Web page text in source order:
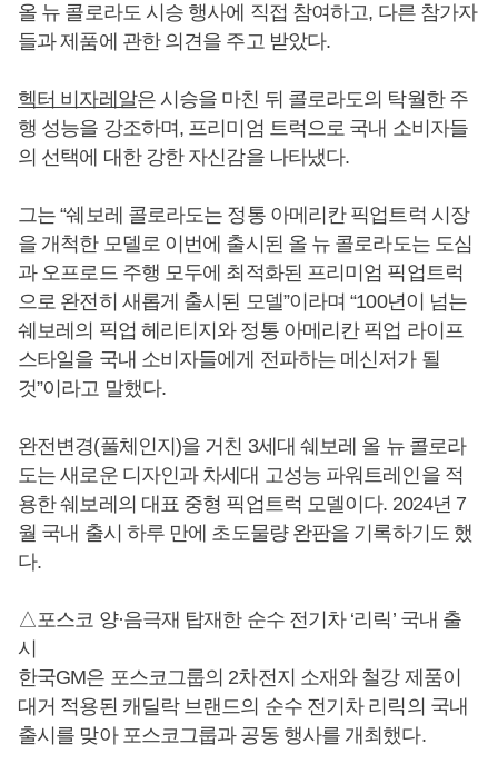
올 뉴 콜로라도 시승 행사에 직접 참여하고, 다른 참가자
들과 제품에 관한 의견을 주고 받았다.
헥터 비자레알은 시승을 마친 뒤 콜로라도의 탁월한 주
행 성능을 강조하며, 프리미엄 트럭으로 국내 소비자들
의 선택에 대한 강한 자신감을 나타냈다.
그는 “쉐보레 콜로라도는 정통 아메리칸 픽업트럭 시장
을 개척한 모델로 이번에 출시된 올 뉴 콜로라도는 도심
과 오프로드 주행 모두에 최적화된 프리미엄 픽업트럭
으로 완전히 새롭게 출시된 모델”이라며 “100년이 넘는
쉐보레의 픽업 헤리티지와 정통 아메리칸 픽업 라이프
스타일을 국내 소비자들에게 전파하는 메신저가 될
것”이라고 말했다.
완전변경(풀체인지)을 거친 3세대 쉐보레 올 뉴 콜로라
도는 새로운 디자인과 차세대 고성능 파워트레인을 적
용한 쉐보레의 대표 중형 픽업트럭 모델이다. 2024년 7
월 국내 출시 하루 만에 초도물량 완판을 기록하기도 했
다.
△포스코 양·음극재 탑재한 순수 전기차 ‘리릭’ 국내 출
시
한국GM은 포스코그룹의 2차전지 소재와 철강 제품이
대거 적용된 캐딜락 브랜드의 순수 전기차 리릭의 국내
출시를 맞아 포스코그룹과 공동 행사를 개최했다.